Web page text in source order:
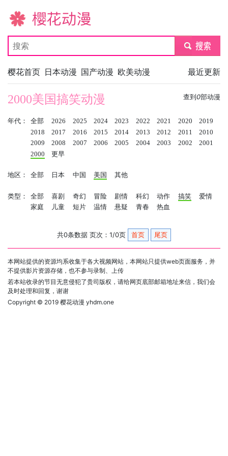
樱花动漫
submit
樱花首页 日本动漫 国产动漫 欧美动漫 最近更新
查到 0部动漫
2000美国搞笑动漫
年代： 全部 2026 2025 2024 2023 2022 2021 2020
2019
2018
2017 2016 2015 2014 2013 2012 2011
2010
2009
2008 2007 2006 2005 2004 2003 2002
2001
2000
更早
地区： 全部 日本 中国 美国 其他
类型： 全部 喜剧 奇幻 冒险 剧情 科幻 动作 搞笑
爱情
家庭
儿童 短片 温情 悬疑 青春 热血
共0条数据 页次：1/0页 首页 尾页
本网站提供的资源均系收集于各大视频网站，本网站只提供web页面服务，并
不提供影片资源存储，也不参与录制、上传
若本站收录的节目无意侵犯了贵司版权，请给网页底部邮箱地址来信，我们会
及时处理和回复，谢谢
Copyright © 2019 樱花动漫 yhdm.one